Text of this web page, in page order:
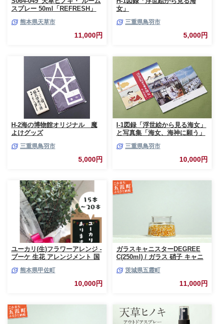
スプレー 50ml「REFRESH」
熊本県天草市
11,000円
女」
三重県鳥羽市
5,000円
H-2海の博物館オリジナル 魔
よけグッズ
三重県鳥羽市
5,000円
I-1図録「浮世絵から見る海女」
と写真集「海女、海神に願う」
三重県鳥羽市
10,000円
ユーカリ(生)フラワーアレンジ -
ブーケ 生花 アレンジメント 国
ンテリア 虫よけ作用 人気 おす
熊本県甲佐町
10,000円
ガラスキャニスターDEGREE
C(250ml) / ガラス 硝子 キャニ
耐熱 一生もの 職人 こだわり
JIDA デザインミュージアムセ
レクション 茨城県 五霞町
茨城県五霞町
11,000円